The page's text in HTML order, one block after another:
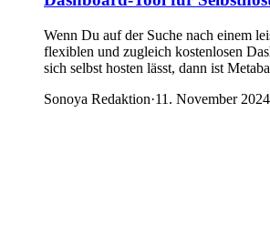
Wenn Du auf der Suche nach einem
flexiblen und zugleich kostenlosen
sich selbst hosten lässt, dann ist
Sonoya Redaktion·11. November 2024